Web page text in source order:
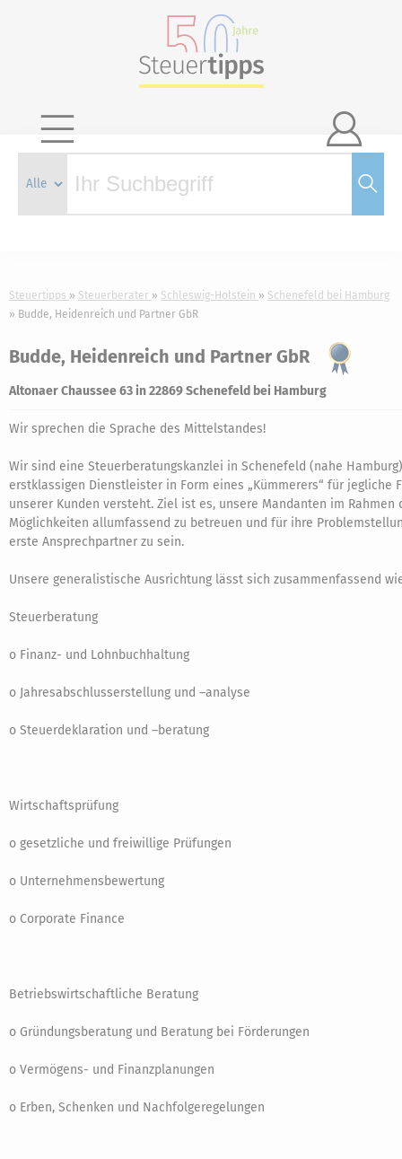

Steuertipps Steuerberater Schleswig-Holstein
Schenefeld bei Hamburg
Budde, Heidenreich und Partner GbR
Budde, Heidenreich und Partner GbR
Altonaer Chaussee 63 in 22869 Schenefeld bei Hamburg
Wir sprechen die Sprache des Mittelstandes!
Wir sind eine Steuerberatungskanzlei in Schenefeld (nahe
erstklassigen Dienstleister in Form eines „Kümmerers“ für jegliche
unserer Kunden versteht. Ziel ist es, unsere Mandanten im Rahmen
Möglichkeiten allumfassend zu betreuen und für ihre
erste Ansprechpartner zu sein.
Unsere generalistische Ausrichtung lässt sich zusammenfassend
Steuerberatung
o Finanz- und Lohnbuchhaltung
o Jahresabschlusserstellung und –analyse
o Steuerdeklaration und –beratung
Wirtschaftsprüfung
o gesetzliche und freiwillige Prüfungen
o Unternehmensbewertung
o Corporate Finance
Betriebswirtschaftliche Beratung
o Gründungsberatung und Beratung bei Förderungen
o Vermögens- und Finanzplanungen
o Erben, Schenken und Nachfolgeregelungen